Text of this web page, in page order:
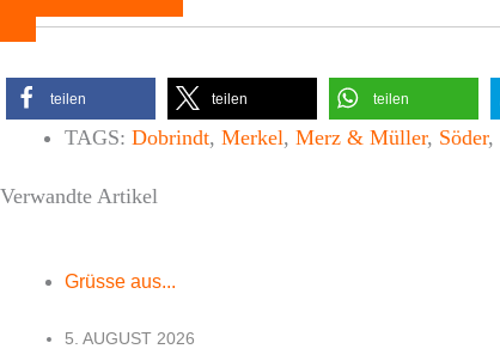
teilen teilen teilen
TAGS: Dobrindt, Merkel, Merz & Müller, Söder,
Verwandte Artikel
Grüsse aus...
5. AUGUST 2026